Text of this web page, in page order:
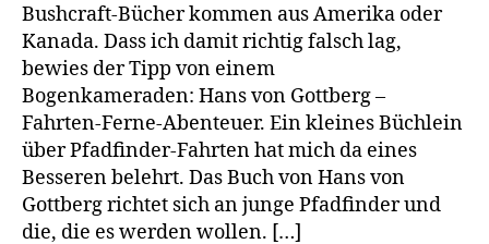
Bushcraft-Bücher kommen aus Amerika oder
Kanada. Dass ich damit richtig falsch lag,
bewies der Tipp von einem
Bogenkameraden: Hans von Gottberg –
Fahrten-Ferne-Abenteuer. Ein kleines Büchlein
über Pfadfinder-Fahrten hat mich da eines
Besseren belehrt. Das Buch von Hans von
Gottberg richtet sich an junge Pfadfinder und
die, die es werden wollen. […]